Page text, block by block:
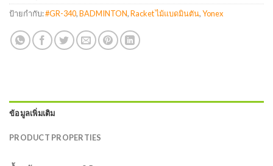
ป้ายกำกับ:#GR-340,BADMINTON,Racket ไม้แบดมินตัน,Yonex
ข้อมูลเพิ่มเติม
PRODUCT PROPERTIES